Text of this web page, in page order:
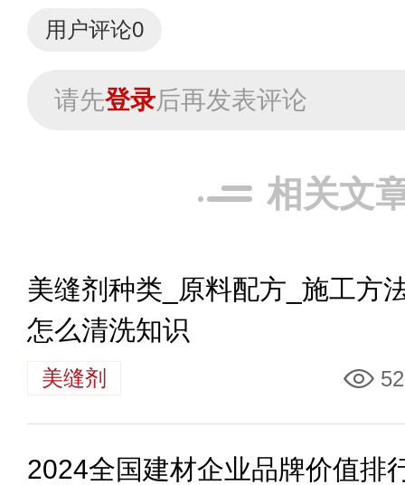
用户评论0
请先登录后再发表评论
相关文
美缝剂种类_原料配方_施工方
怎么清洗知识
美缝剂
2024全国建材企业品牌价值排